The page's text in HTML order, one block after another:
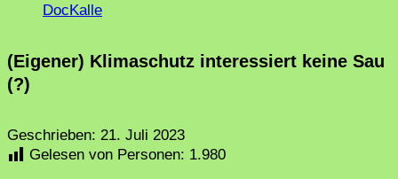
DocKalle
(Eigener) Klimaschutz interessiert keine Sau
(?)
Geschrieben: 21. Juli 2023
Gelesen von Personen: 1.980